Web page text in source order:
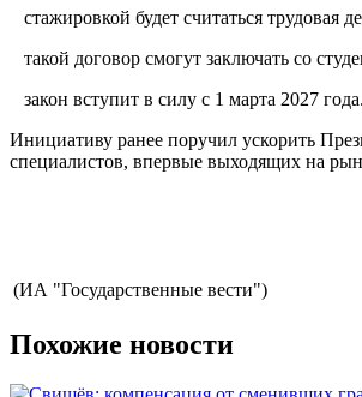
стажировкой будет считаться трудовая
такой договор смогут заключать со
закон вступит в силу с 1 марта 2027 года.
Инициативу ранее поручил ускорить
специалистов, впервые выходящих на
(ИА "Государственные вести")
Похожие новости